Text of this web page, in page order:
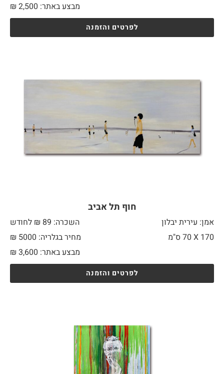
מבצע באתר:
₪ 2,500
לפרטים והזמנה
חוף תל אביב
אמן: עירית יבלון
השכרה: 89 ₪ לחודש
170 X
מחיר בגלריה: 5000 ₪
מבצע באתר:
₪ 3,600
לפרטים והזמנה